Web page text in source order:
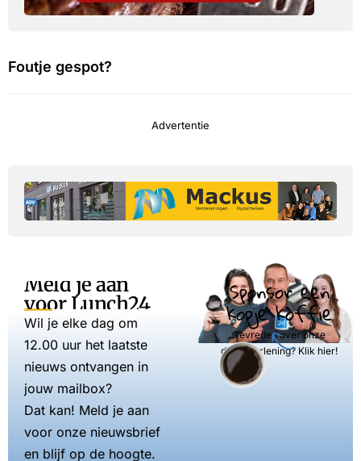
Foutje gespot?
Advertentie
Meld je aan
voor Lunch24
Wil je elke dag om
12.00 uur het laatste
nieuws ontvangen in
jouw mailbox?
Dat kan! Meld je aan
voor onze nieuwsbrief
en blijf op de hoogte.
Sponsor een
kopje koffie
Tevreden over onze
dienstverlening? Klik hier!